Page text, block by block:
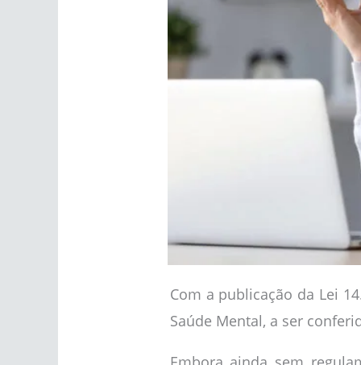
Com a publicação da Lei
Saúde Mental, a ser